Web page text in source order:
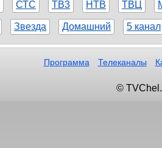
СТС ТВ3 НТВ ТВЦ
Звезда Домашний 5 канал
Программа Телеканалы
©